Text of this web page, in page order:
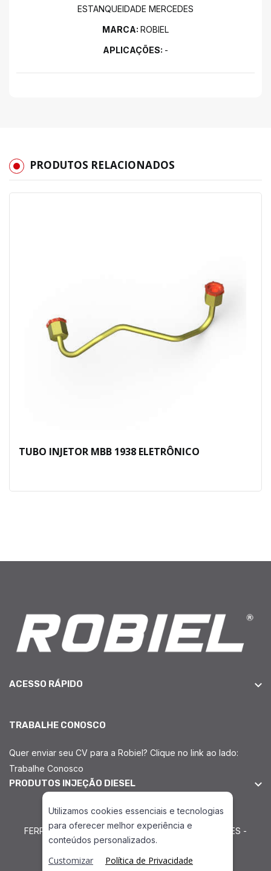
ESTANQUEIDADE MERCEDES
MARCA: ROBIEL
APLICAÇÕES: -
PRODUTOS RELACIONADOS
TUBO INJETOR MBB 1938 ELETRÔNICO
ACESSO RÁPIDO
TRABALHE CONOSCO
Quer enviar seu CV para a Robiel? Clique no link ao lado:
Trabalhe Conosco
PRODUTOS INJEÇÃO DIESEL
FERRAMENTA TESTE DE ESTANQUEIDADE MERCEDES -
ROBIEL Soluções para Injeção Diesel
Utilizamos cookies essenciais e tecnologias
para oferecer melhor experiência e
conteúdos personalizados.
Customizar Política de Privacidade